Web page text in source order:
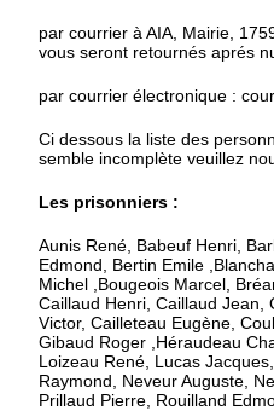
par courrier à AIA, Mairie,
vous seront retournés aprés
par courrier électronique :
Ci dessous la liste des
semble incomplète veuillez
Les prisonniers :
Aunis René, Babeuf Henri,
Edmond, Bertin Emile
Michel ,Bougeois Marcel,
Caillaud Henri, Caillaud Jean,
Victor, Cailleteau Eugène,
Gibaud Roger ,Héraudeau
Loizeau René, Lucas
Raymond, Neveur Auguste,
Prillaud Pierre, Rouilland